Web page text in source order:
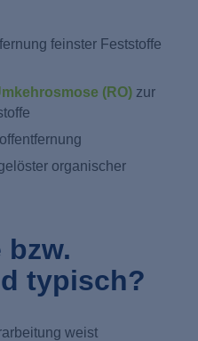
feinster Feststoffe
(RO)zur
organischer
bzw.
typisch?
weist